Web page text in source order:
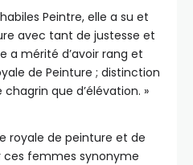
Peintre, elle a su et
avec tant de justesse et
a mérité d’avoir rang et
de Peinture ; distinction
que d’élévation. »
royale de peinture et de
ces femmes synonyme